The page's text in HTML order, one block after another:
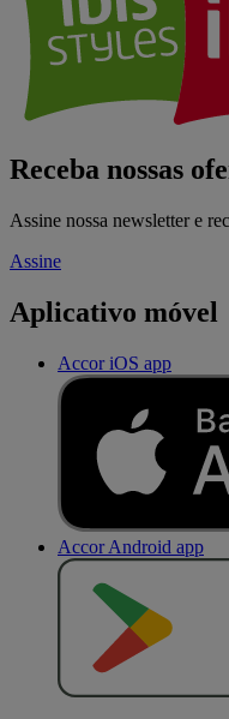
Receba nossas
Assine nossa newsletter e
Assine
Aplicativo móvel
Accor iOS app
Accor Android app